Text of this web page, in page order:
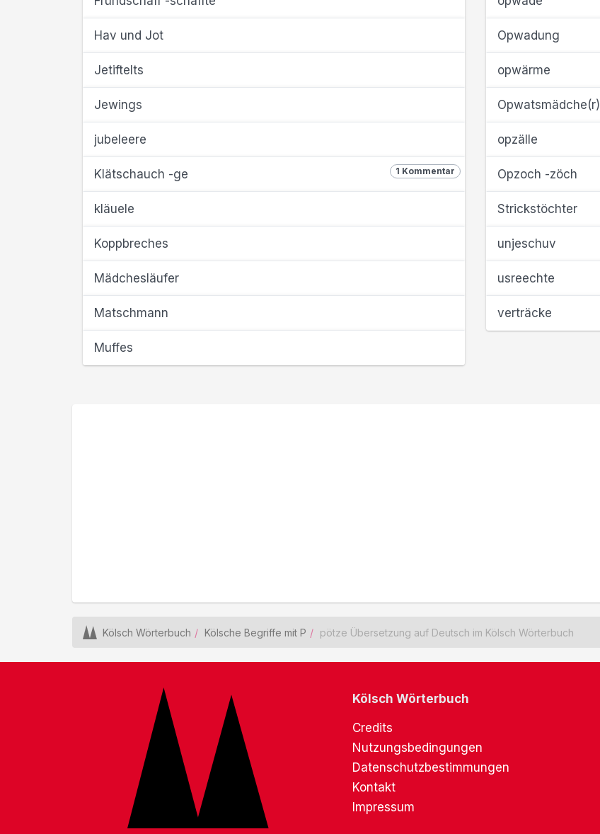
Hav und Jot
Jetiftelts
Jewings
jubeleere
1 Kommentar
Klätschauch -ge
kläuele
Koppbreches
Mädchesläufer
Matschmann
Muffes
Opwadung
opwärme
Opwatsmädche(r)
opzälle
Opzoch -zöch
Strickstöchter
unjeschuv
usreechte
verträcke
Kölsch Wörterbuch Kölsche Begriffe mit P pötze Übersetzung auf Deutsch im Kölsch Wörterbuch
Kölsch Wörterbuch
Credits
Nutzungsbedingungen
Datenschutzbestimmungen
Kontakt
Impressum